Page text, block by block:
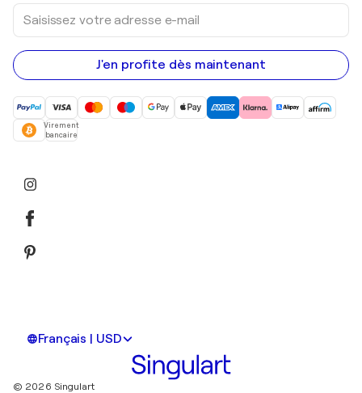
Saisissez
votre
adresse
e-
mail
J'en profite dès maintenant
Virement
bancaire
Français | USD
© 2026 Singulart